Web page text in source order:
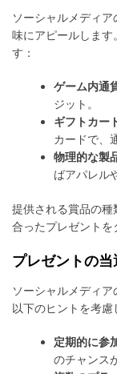
ソーシャルメディ
味にアピールします
す：
ゲーム内通
ジット。
ギフトカー
カードで、
物理的な製
ばアパレル
提供される賞品の種
合ったプレゼントを
プレゼントの
ソーシャルメディア
以下のヒントを考慮
定期的に参
のチャンス